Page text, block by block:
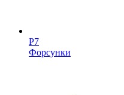
Р7
Форсунки